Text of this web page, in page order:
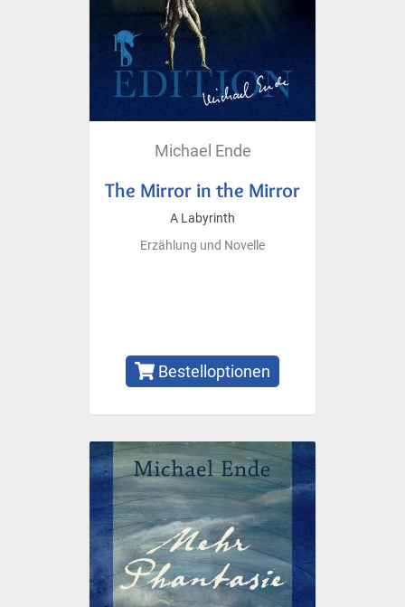
Michael Ende
The Mirror in the Mirror
A Labyrinth
Erzählung und Novelle
Bestelloptionen